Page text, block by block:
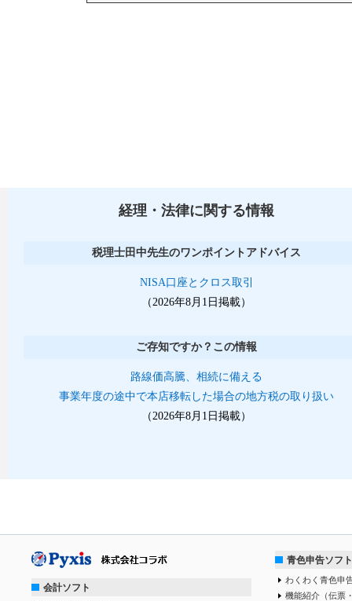
経理・法律に関する情報
税理士田中先生のワンポイントアドバイス
NISA口座とクロス取引
（2026年8月1日掲載）
ご存知ですか？この情報
路線価高騰、相続に備える
事業年度の途中で本店移転した場合の地方税の取り扱い
（2026年8月1日掲載）
会計ソフト
青色申告ソフト
わくわく青色申
機能紹介（伝票